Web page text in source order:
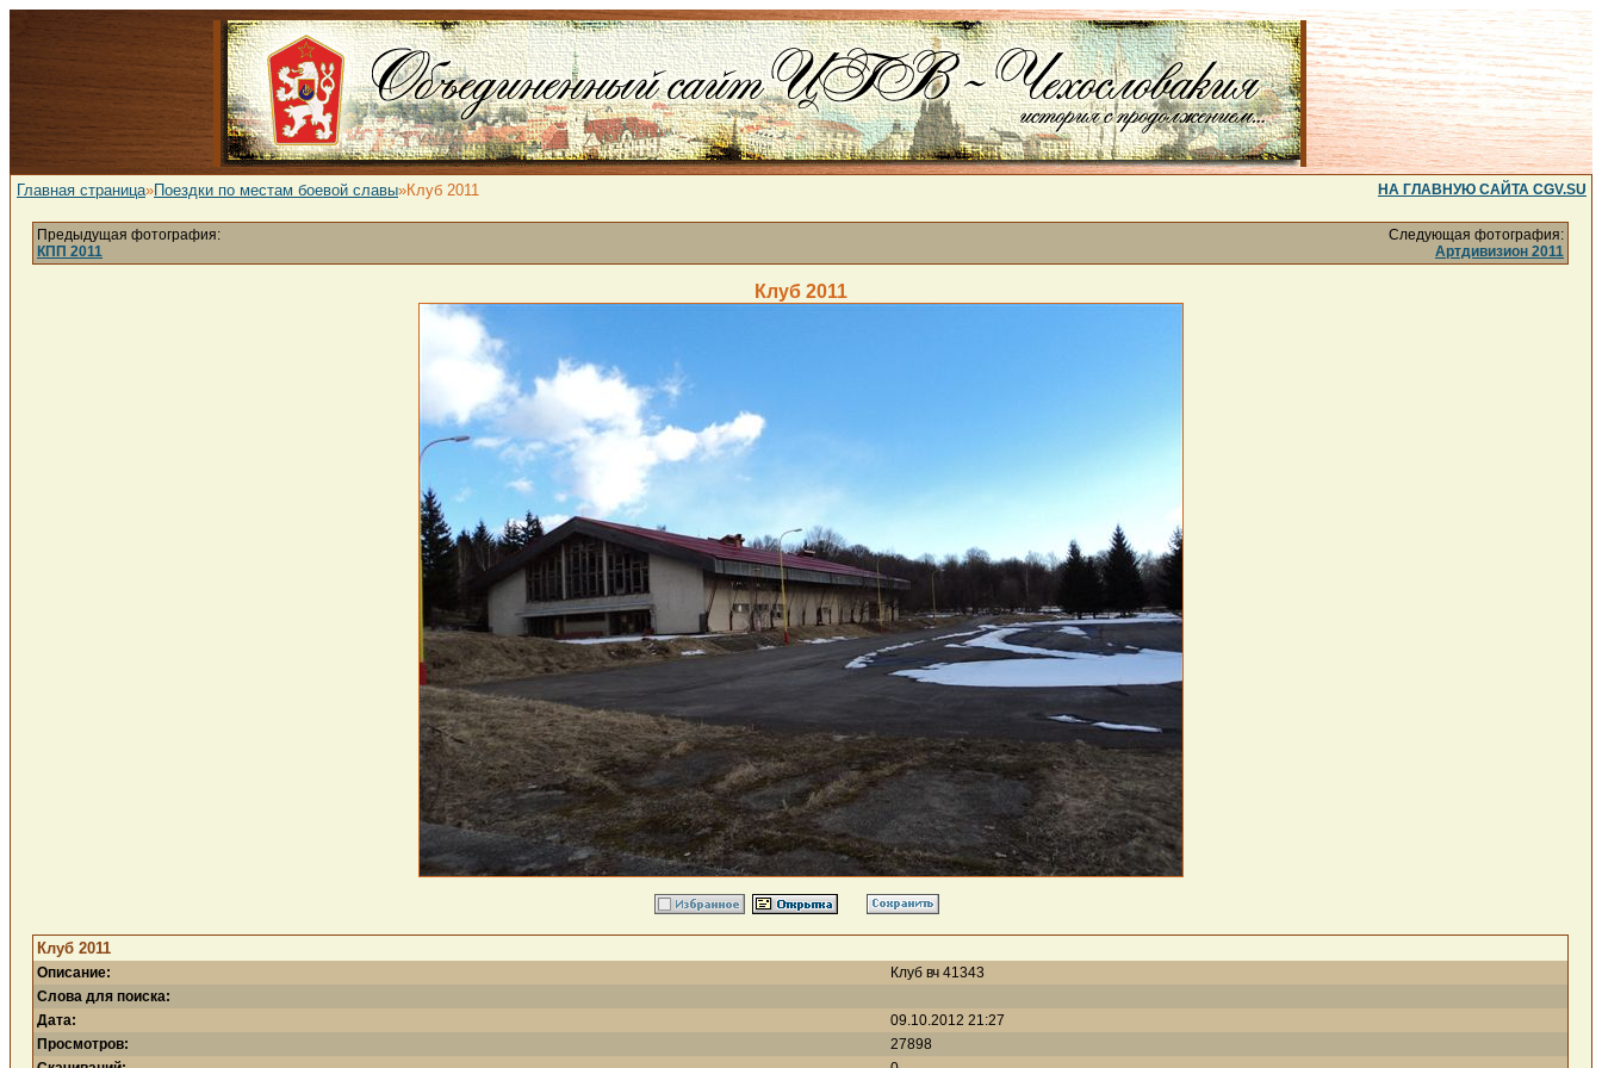
Главная страница»Поездки по местам боевой славы»Клуб 2011 НА ГЛАВНУЮ САЙТА CGV.SU
Предыдущая фотография:
КПП 2011
Следующая фотография:
Артдивизион 2011
Клуб 2011
Клуб 2011
Описание:
Клуб вч 41343
Слова для поиска:
Дата:
09.10.2012 21:27
Просмотров:
27898